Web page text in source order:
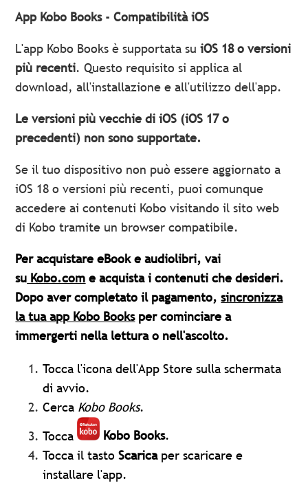
App Kobo Books - Compatibilità iOS
L'app Kobo Books è supportata su iOS 18 o versioni
più recenti. Questo requisito si applica al
download, all'installazione e all'utilizzo dell'app.
Le versioni più vecchie di iOS (iOS 17 o
precedenti) non sono supportate.
Se il tuo dispositivo non può essere aggiornato a
iOS 18 o versioni più recenti, puoi comunque
accedere ai contenuti Kobo visitando il sito web
di Kobo tramite un browser compatibile.
Per acquistare eBook e audiolibri, vai
su Kobo.com e acquista i contenuti che desideri.
Dopo aver completato il pagamento,sincronizza
la tua app Kobo Booksper cominciare a
immergerti nella lettura o nell'ascolto.
Tocca l'icona dell'App Store sulla schermata
di avvio.
Cerca Kobo Books.
Tocca
Kobo Books.
Tocca il tasto Scarica per scaricare e
installare l'app.